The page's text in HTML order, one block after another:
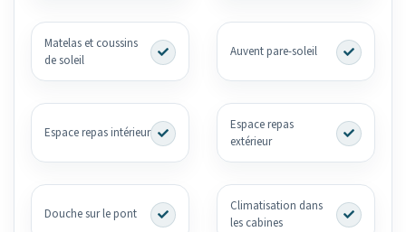
Matelas et coussins
de soleil
Auvent pare-soleil
Espace repas intérieur
Espace repas
extérieur
Douche sur le pont
Climatisation dans
les cabines